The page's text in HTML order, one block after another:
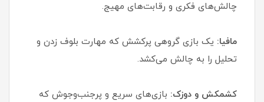
چالش‌های فکری و رقابت‌های مهیج.
مافیا: یک بازی گروهی پرکشش که مهارت بلوف زدن و
تحلیل را به چالش می‌کشد.
کشمکش و دوزک: بازی‌های سریع و پرجنب‌وجوش که